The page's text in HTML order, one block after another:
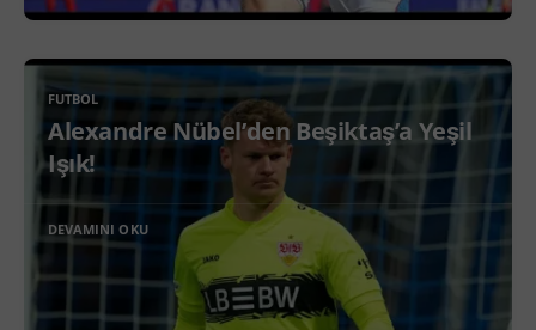
FUTBOL
Alexandre Nübel’den Beşiktaş’a Yeşil
Işık!
DEVAMINI OKU